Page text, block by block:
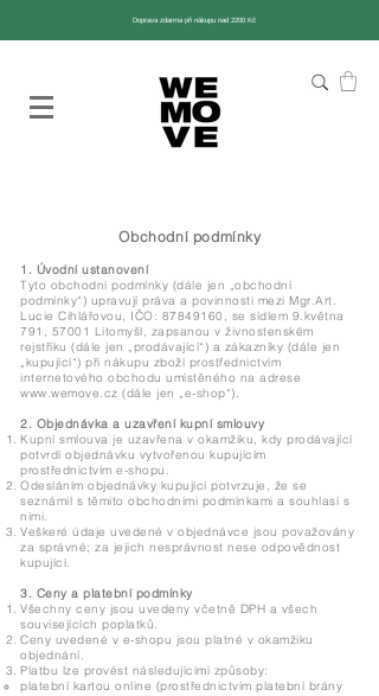
Doprava zdarma při nákupu nad 2200 Kč
Obchodní podmínky
1. Úvodní ustanovení
Tyto obchodní podmínky (dále jen „obchodní
podmínky“) upravují práva a povinnosti mezi Mgr.Art.
Lucie Cihlářovou, IČO: 87849160 , se sídlem 9.května
791, 57001 Litomyšl, zapsanou v živnostenském
rejstříku (dále jen „prodávající“) a zákazníky (dále jen
„kupující“) při nákupu zboží prostřednictvím
internetového obchodu umístěného na adrese
www.wemove.cz (dále jen „e-shop“).
2. Objednávka a uzavření kupní smlouvy
Kupní smlouva je uzavřena v okamžiku, kdy prodávající
potvrdí objednávku vytvořenou kupujícím
prostřednictvím e-shopu.
Odesláním objednávky kupující potvrzuje, že se
seznámil s těmito obchodními podmínkami a souhlasí s
nimi.
Veškeré údaje uvedené v objednávce jsou považovány
za správné; za jejich nesprávnost nese odpovědnost
kupující.
3. Ceny a platební podmínky
Všechny ceny jsou uvedeny včetně DPH a všech
souvisejících poplatků.
Ceny uvedené v e-shopu jsou platné v okamžiku
objednání.
Platbu lze provést následujícími způsoby:
platební kartou online (prostřednictvím platební brány